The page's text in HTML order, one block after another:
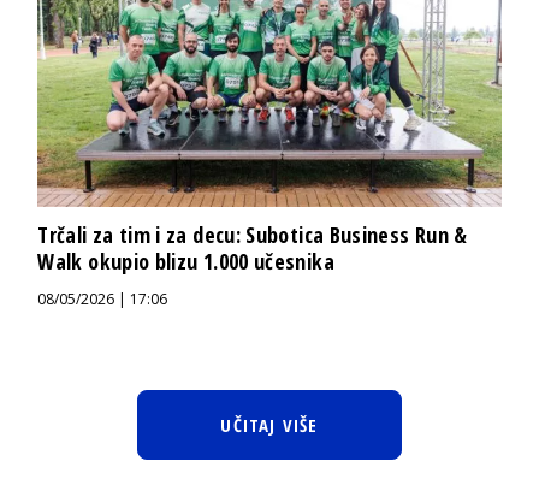
Trčali za tim i za decu: Subotica Business Run &
Walk okupio blizu 1.000 učesnika
08/05/2026 | 17:06
UČITAJ VIŠE